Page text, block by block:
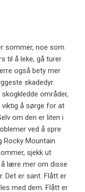
sommer, noe som
til å leke, gå turer
også bety mer
skadedyr.
områder,
viktig å sørge for at
om den er liten i
ved å spre
Mountain
sjekk ut
lære mer om disse
Det er sant. Flått er
med dem. Flått er